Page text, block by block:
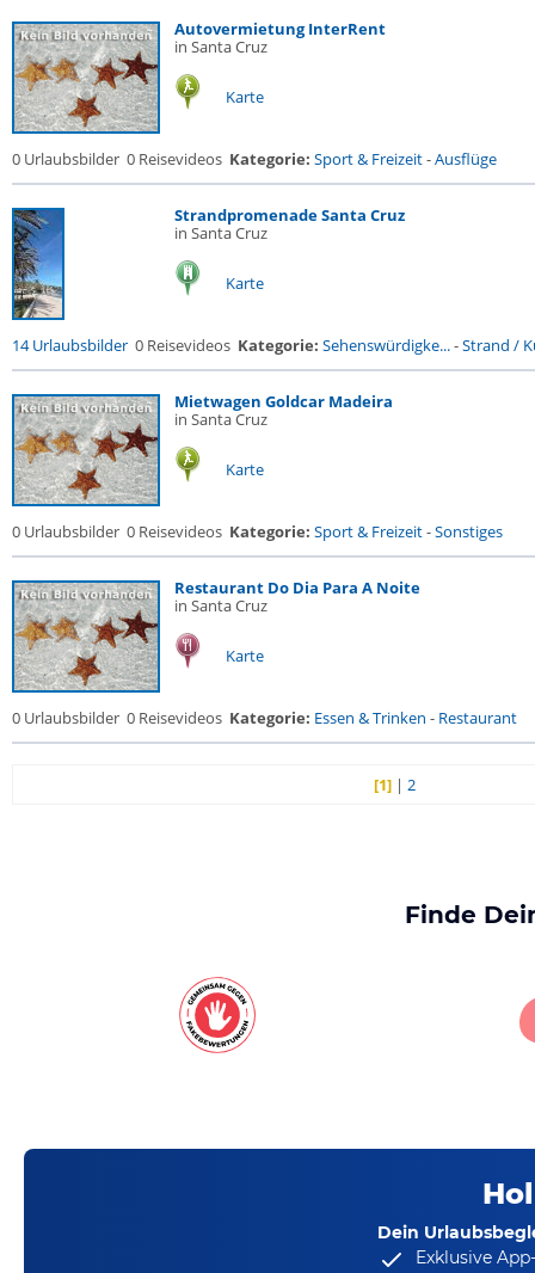
Autovermietung InterRent
in Santa Cruz
Karte
0 Urlaubsbilder 0 Reisevideos Kategorie: Sport & Freizeit-Ausflüge
Strandpromenade Santa Cruz
in Santa Cruz
Karte
14 Urlaubsbilder 0 Reisevideos Kategorie: Sehenswürdigke...-Strand /
Mietwagen Goldcar Madeira
in Santa Cruz
Karte
0 Urlaubsbilder 0 Reisevideos Kategorie: Sport & Freizeit-Sonstiges
Restaurant Do Dia Para A Noite
in Santa Cruz
Karte
0 Urlaubsbilder 0 Reisevideos Kategorie: Essen & Trinken - Restaurant
[1] |2
Finde
Dein
Exklusive